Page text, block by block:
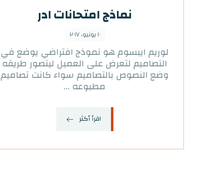
نماذج امتحانات ادر
١٠ يونيو، ٢٠١٧
لوريم ايبسوم هو نموذج افتراضي يوضع في
التصاميم لتعرض على العميل ليتصور طريقه
وضع النصوص بالتصاميم سواء كانت تصاميم
مطبوعه ...
اقرأ أكثر